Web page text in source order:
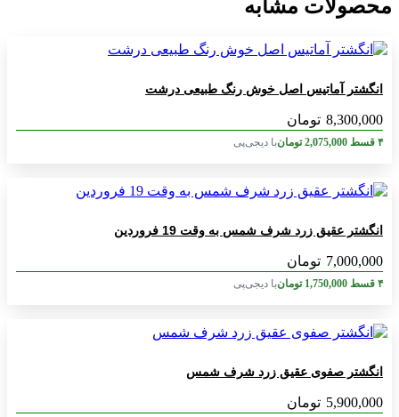
محصولات مشابه
انگشتر آماتیس اصل خوش رنگ طبیعی درشت
8,300,000 تومان
۴ قسط 2,075,000 تومانبا دیجی‌پی
انگشتر عقیق زرد شرف شمس به وقت 19 فروردین
7,000,000 تومان
۴ قسط 1,750,000 تومانبا دیجی‌پی
انگشتر صفوی عقیق زرد شرف شمس
5,900,000 تومان